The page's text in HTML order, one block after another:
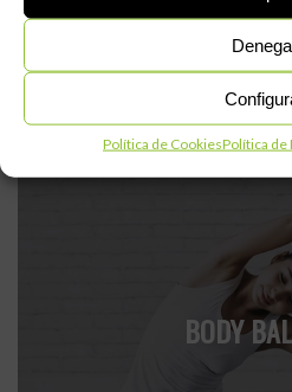
Política de CookiesPolítica de
BODY